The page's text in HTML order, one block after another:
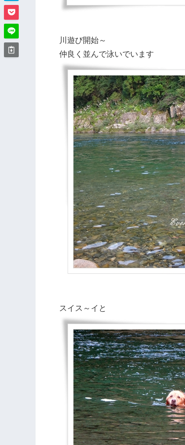
川遊び開始～
仲良く並んで泳いでいます
スイス～イと